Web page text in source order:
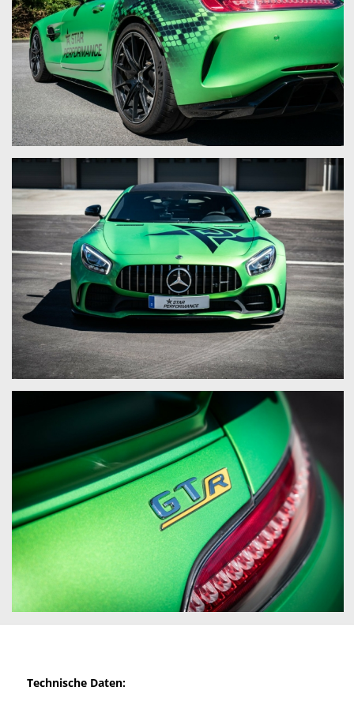
Technische Daten: